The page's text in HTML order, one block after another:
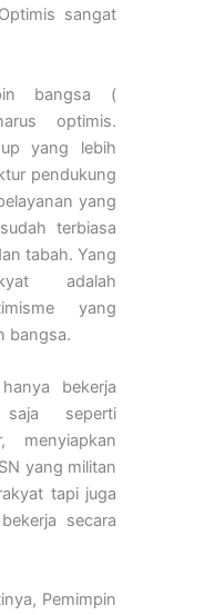
sangat
bangsa (
optimis.
yang lebih
pendukung
yang
terbiasa
tabah. Yang
adalah
yang
bangsa.
bekerja
seperti
menyiapkan
yang militan
tapi juga
secara
Pemimpin